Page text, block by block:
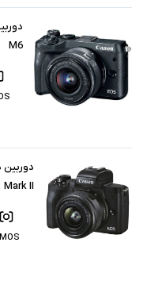
M6
Mark II